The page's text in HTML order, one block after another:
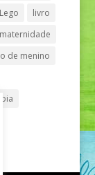
Lego
livro
maternidade
de menino